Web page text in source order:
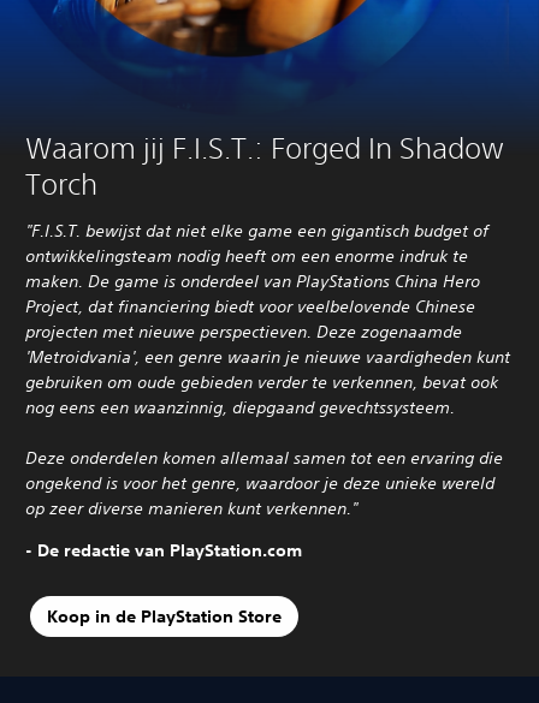
Waarom jij F.I.S.T.: Forged In Shadow
Torch
"F.I.S.T. bewijst dat niet elke game een gigantisch budget of
ontwikkelingsteam nodig heeft om een enorme indruk te
maken. De game is onderdeel van PlayStations China Hero
Project, dat financiering biedt voor veelbelovende Chinese
projecten met nieuwe perspectieven. Deze zogenaamde
'Metroidvania', een genre waarin je nieuwe vaardigheden kunt
gebruiken om oude gebieden verder te verkennen, bevat ook
nog eens een waanzinnig, diepgaand gevechtssysteem.
Deze onderdelen komen allemaal samen tot een ervaring die
ongekend is voor het genre, waardoor je deze unieke wereld
op zeer diverse manieren kunt verkennen."
- De redactie van PlayStation.com
Koop in de PlayStation Store